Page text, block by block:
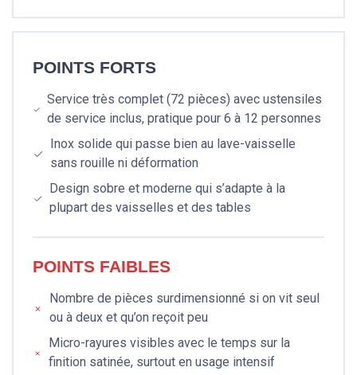
POINTS FORTS
Service très complet (72 pièces) avec ustensiles
de service inclus, pratique pour 6 à 12 personnes
Inox solide qui passe bien au lave-vaisselle
sans rouille ni déformation
Design sobre et moderne qui s’adapte à la
plupart des vaisselles et des tables
POINTS FAIBLES
Nombre de pièces surdimensionné si on vit seul
ou à deux et qu’on reçoit peu
Micro-rayures visibles avec le temps sur la
finition satinée, surtout en usage intensif